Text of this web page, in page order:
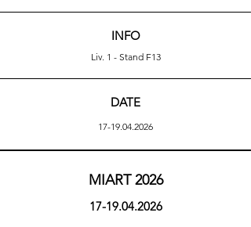
INFO
Liv. 1 - Stand F13
DATE
17-19.04.2026
MIART 2026
17-19.04.2026